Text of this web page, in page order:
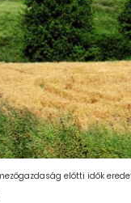
előtti idők